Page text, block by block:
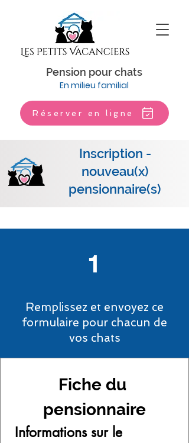
En milieu familial
Pension pour chats
Réserver en ligne
Inscription -
nouveau(x)
pensionnaire(s)
1
Remplissez et envoyez ce
formulaire pour chacun de
vos chats
Fiche du
pensionnaire
Informations sur le